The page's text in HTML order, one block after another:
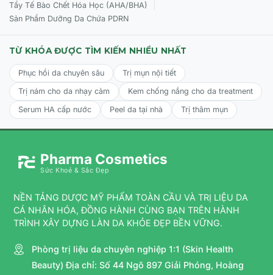
Tẩy Tế Bào Chết Hóa Học (AHA/BHA)
Sản Phẩm Dưỡng Da Chứa PDRN
TỪ KHÓA ĐƯỢC TÌM KIẾM NHIỀU NHẤT
Phục hồi da chuyên sâu
Trị mụn nội tiết
Trị nám cho da nhạy cảm
Kem chống nắng cho da treatment
Serum HA cấp nước
Peel da tại nhà Trị thâm mụn
Pharma Cosmetics
Sức Khoẻ & Sắc Đẹp
NỀN TẢNG DƯỢC MỸ PHẨM TOÀN CẦU VÀ TRỊ LIỆU DA
CÁ NHÂN HÓA, ĐỒNG HÀNH CÙNG BẠN TRÊN HÀNH
TRÌNH XÂY DỰNG LÀN DA KHỎE ĐẸP BỀN VỮNG.
Phòng trị liệu da chuyên nghiệp 1:1 (Skin Health
Beauty) Địa chỉ: Số 44 Ngõ 897 Giải Phóng, Hoàng